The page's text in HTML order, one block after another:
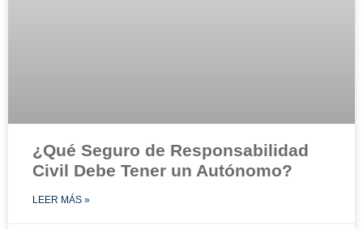
¿Qué Seguro de Responsabilidad
Civil Debe Tener un Autónomo?
LEER MÁS »